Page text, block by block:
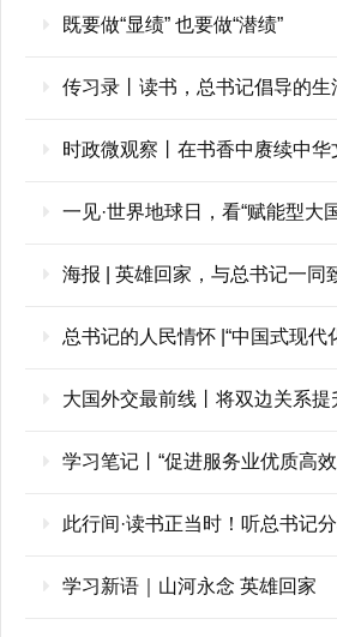
既要做“显绩” 也要做“潜绩”
传习录丨读书，总书记倡导的生
时政微观察丨在书香中赓续中华
一见·世界地球日，看“赋能型大
海报 | 英雄回家，与总书记一同
总书记的人民情怀 |“中国式现代
大国外交最前线丨将双边关系
学习笔记丨“促进服务业优质高
此行间·读书正当时！听总书记
学习新语｜山河永念 英雄回家